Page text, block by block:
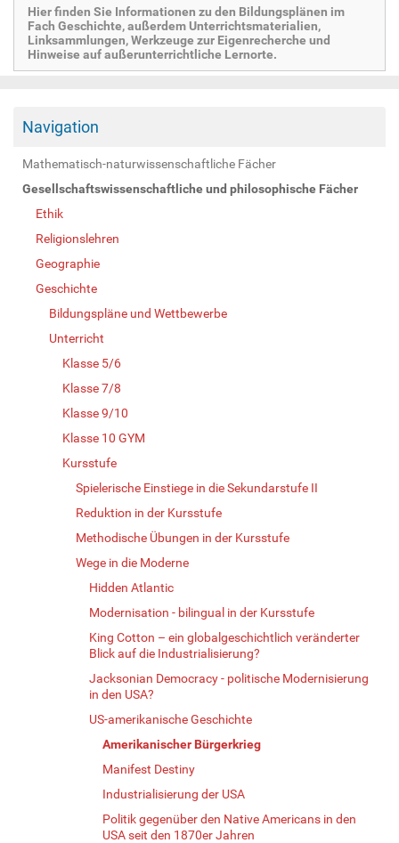
Hier finden Sie Informationen zu den Bildungsplänen im
Fach Geschichte, außerdem Unterrichtsmaterialien,
Linksammlungen, Werkzeuge zur Eigenrecherche und
Hinweise auf außerunterrichtliche Lernorte.
Navigation
Mathematisch-naturwissenschaftliche Fächer
Gesellschaftswissenschaftliche und philosophische Fächer
Ethik
Religionslehren
Geographie
Geschichte
Bildungspläne und Wettbewerbe
Unterricht
Klasse 5/6
Klasse 7/8
Klasse 9/10
Klasse 10 GYM
Kursstufe
Spielerische Einstiege in die Sekundarstufe II
Reduktion in der Kursstufe
Methodische Übungen in der Kursstufe
Wege in die Moderne
Hidden Atlantic
Modernisation - bilingual in der Kursstufe
King Cotton – ein globalgeschichtlich veränderter
Blick auf die Industrialisierung?
Jacksonian Democracy - politische Modernisierung
in den USA?
US-amerikanische Geschichte
Amerikanischer Bürgerkrieg
Manifest Destiny
Industrialisierung der USA
Politik gegenüber den Native Americans in den
USA seit den 1870er Jahren